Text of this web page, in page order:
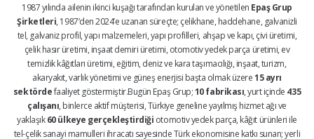
1987 yılında ailenin ikinci kuşağı tarafından kurulan ve yönetilen Epaş Grup
Şirketleri, 1987’den 2024’e uzanan süreçte; çelikhane, haddehane, galvanizli
tel, galvaniz profil, yapı malzemeleri, yapı profilleri, ahşap ve kapı, çivi üretimi,
çelik hasır üretimi, inşaat demiri üretimi, otomotiv yedek parça üretimi, ev
temizlik kâğıtları üretimi, eğitim, deniz ve kara taşımacılığı, inşaat, turizm,
akaryakıt, varlık yönetimi ve güneş enerjisi başta olmak üzere15 ayrı
sektördefaaliyet göstermiştir.Bugün Epaş Grup;10 fabrikası, yurt içinde 435
çalışanı, binlerce aktif müşterisi, Türkiye geneline yayılmış hizmet ağı ve
yaklaşık60 ülkeye gerçekleştirdiği otomotiv yedek parça, kâğıt ürünleri ile
tel-çelik sanayi mamulleri ihracatı sayesinde Türk ekonomisine katkı sunan; yerli